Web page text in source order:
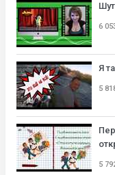
6
Я
5
5